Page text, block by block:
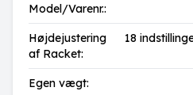
Model/Varenr.:
Højdejustering
af Racket:
18
Egen vægt: